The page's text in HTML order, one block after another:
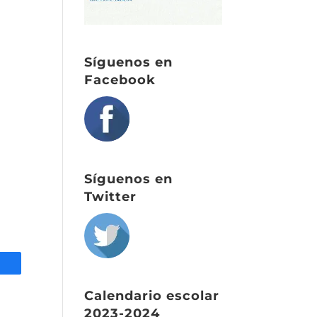
Síguenos en
Facebook
Síguenos en
Twitter
Calendario escolar
2023-2024